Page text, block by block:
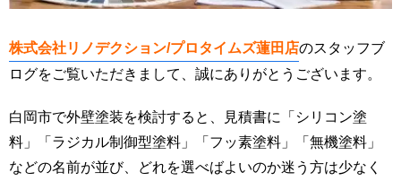
株式会社リノデクション/プロタイムズ蓮田店のスタッフブ
ログをご覧いただきまして、誠にありがとうございます。
白岡市で外壁塗装を検討すると、見積書に「シリコン塗
料」「ラジカル制御型塗料」「フッ素塗料」「無機塗料」
などの名前が並び、どれを選べばよいのか迷う方は少なく